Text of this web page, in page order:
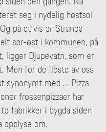
seg i nydelig høstsol
på et vis er Stranda
sør-øst i kommunen, på
ligger Djupevatn, som er
Men for de fleste av oss
synonymt med … Pizza
frossenpizzaer har
fabrikker i bygda siden
om.